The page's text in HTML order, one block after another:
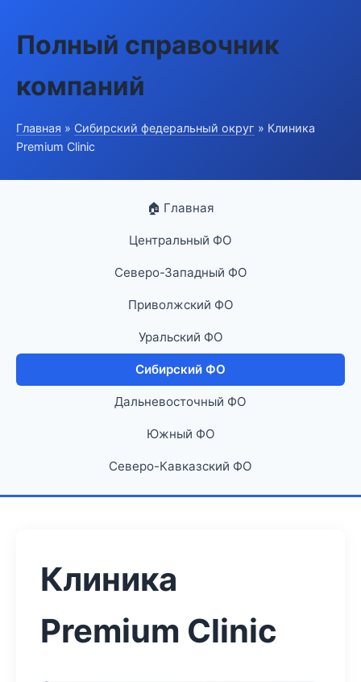
Полный справочник
компаний
Главная » Сибирский федеральный округ » Клиника
Premium Clinic
🏠 Главная
Центральный ФО
Северо-Западный ФО
Приволжский ФО
Уральский ФО
Сибирский ФО
Дальневосточный ФО
Южный ФО
Северо-Кавказский ФО
Клиника
Premium Clinic